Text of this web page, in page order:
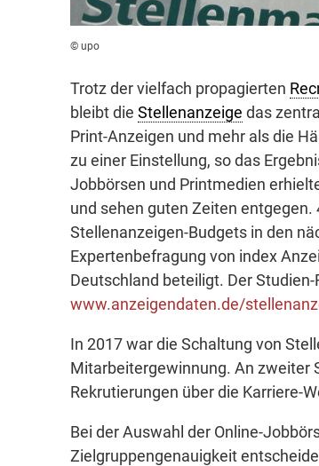
© upo
Trotz der vielfach propagierten
bleibt die Stellenanzeige das
Print-Anzeigen und mehr als die
zu einer Einstellung, so das
Jobbörsen und Printmedien
und sehen guten Zeiten
Stellenanzeigen-Budgets in den
Expertenbefragung von index
Deutschland beteiligt. Der
www.anzeigendaten.de/
In 2017 war die Schaltung von
Mitarbeitergewinnung. An zweiter
Rekrutierungen über die Karriere-
Bei der Auswahl der Online-
Zielgruppengenauigkeit